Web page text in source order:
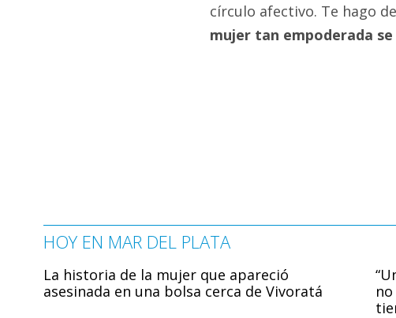
círculo afectivo. Te hago
mujer tan empoderada se
HOY EN MAR DEL PLATA
La historia de la mujer que apareció
asesinada en una bolsa cerca de Vivoratá